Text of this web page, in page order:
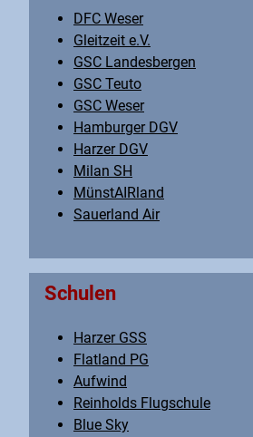
DFC Weser
Gleitzeit e.V.
GSC Landesbergen
GSC Teuto
GSC Weser
Hamburger DGV
Harzer DGV
Milan SH
MünstAIRland
Sauerland Air
Schulen
Harzer GSS
Flatland PG
Aufwind
Reinholds Flugschule
Blue Sky